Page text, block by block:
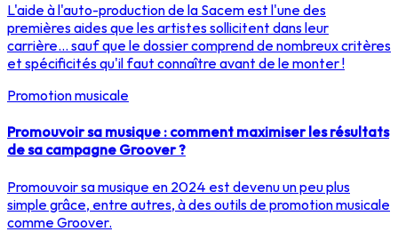
L'aide à l'auto-production de la Sacem est l'une des
premières aides que les artistes sollicitent dans leur
carrière... sauf que le dossier comprend de nombreux critères
et spécificités qu'il faut connaître avant de le monter !
Promotion musicale
Promouvoir sa musique : comment maximiser les résultats
de sa campagne Groover ?
Promouvoir sa musique en 2024 est devenu un peu plus
simple grâce, entre autres, à des outils de promotion musicale
comme Groover.